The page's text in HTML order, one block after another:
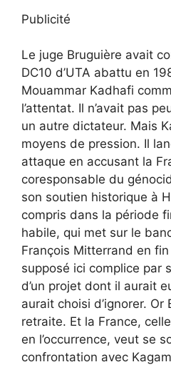
Publicité
Le juge Bruguière avait
DC10 d’UTA abattu en
Mouammar Kadhafi
l’attentat. Il n’avait pas
un autre dictateur. Mais
moyens de pression. Il
attaque en accusant la
coresponsable du
son soutien historique à
compris dans la période
habile, qui met sur le
François Mitterrand en
supposé ici complice par
d’un projet dont il aurait
aurait choisi d’ignorer.
retraite. Et la France,
en l’occurrence, veut se
confrontation avec